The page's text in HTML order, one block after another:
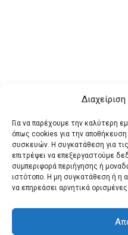
Για να παρέχουμε την καλύτερη
όπως cookies για την
συσκευών. Η συγκατάθεση για
επιτρέψει να επεξεργαστούμε
συμπεριφορά περιήγησης ή
ιστότοπο. Η μη συγκατάθεση ή η
να επηρεάσει αρνητικά
Buy Adspace ΑΡΧΙΚΗ